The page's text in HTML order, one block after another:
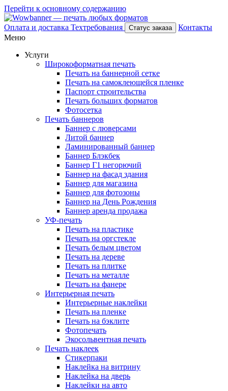
Перейти к основному содержанию
Оплата и доставка Техтребования Статус заказа
Контакты
Меню
Услуги
Широкоформатная печать
Печать на баннерной сетке
Печать на самоклеющейся пленке
Паспорт строительства
Печать больших форматов
Фотосетка
Печать баннеров
Баннер с люверсами
Литой баннер
Ламинированный баннер
Баннер Блэкбек
Баннер Г1 негорючий
Баннер на фасад здания
Баннер для магазина
Баннер для фотозоны
Баннер на День Рождения
Баннер аренда продажа
УФ-печать
Печать на пластике
Печать на оргстекле
Печать белым цветом
Печать на дереве
Печать на плитке
Печать на металле
Печать на фанере
Интерьерная печать
Интерьерные наклейки
Печать на пленке
Печать на бэклите
Фотопечать
Экосольвентная печать
Печать наклеек
Стикерпаки
Наклейка на витрину
Наклейка на дверь
Наклейки на авто